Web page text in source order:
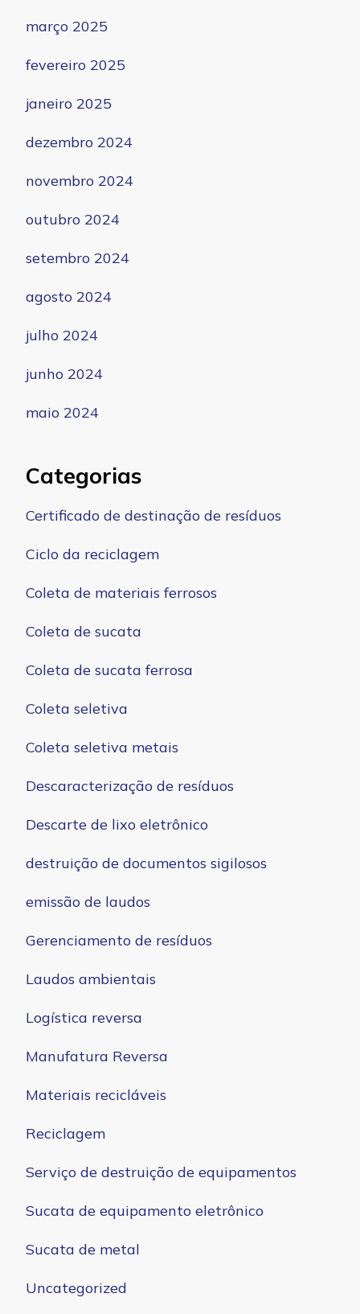
março 2025
fevereiro 2025
janeiro 2025
dezembro 2024
novembro 2024
outubro 2024
setembro 2024
agosto 2024
julho 2024
junho 2024
maio 2024
Categorias
Certificado de destinação de resíduos
Ciclo da reciclagem
Coleta de materiais ferrosos
Coleta de sucata
Coleta de sucata ferrosa
Coleta seletiva
Coleta seletiva metais
Descaracterização de resíduos
Descarte de lixo eletrônico
destruição de documentos sigilosos
emissão de laudos
Gerenciamento de resíduos
Laudos ambientais
Logística reversa
Manufatura Reversa
Materiais recicláveis
Reciclagem
Serviço de destruição de equipamentos
Sucata de equipamento eletrônico
Sucata de metal
Uncategorized